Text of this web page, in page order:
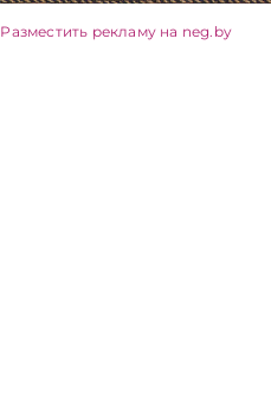
Разместить рекламу на neg.by